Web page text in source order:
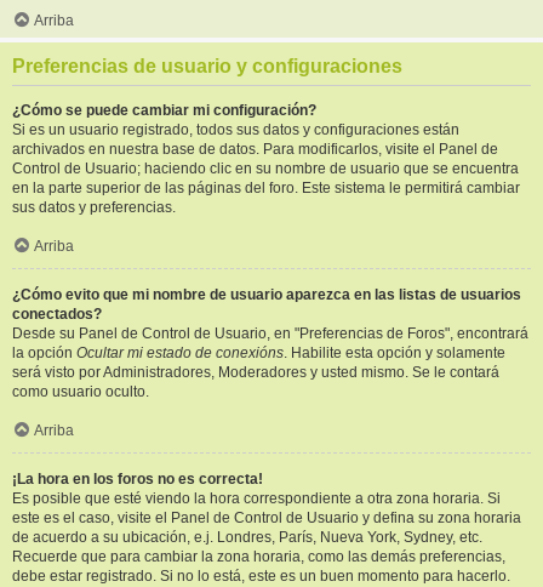
Arriba
Preferencias de usuario y configuraciones
¿Cómo se puede cambiar mi configuración?
Si es un usuario registrado, todos sus datos y configuraciones están
archivados en nuestra base de datos. Para modificarlos, visite el Panel de
Control de Usuario; haciendo clic en su nombre de usuario que se encuentra
en la parte superior de las páginas del foro. Este sistema le permitirá cambiar
sus datos y preferencias.
Arriba
¿Cómo evito que mi nombre de usuario aparezca en las listas de usuarios
conectados?
Desde su Panel de Control de Usuario, en "Preferencias de Foros", encontrará
la opción Ocultar mi estado de conexións. Habilite esta opción y solamente
será visto por Administradores, Moderadores y usted mismo. Se le contará
como usuario oculto.
Arriba
¡La hora en los foros no es correcta!
Es posible que esté viendo la hora correspondiente a otra zona horaria. Si
este es el caso, visite el Panel de Control de Usuario y defina su zona horaria
de acuerdo a su ubicación, e.j. Londres, París, Nueva York, Sydney, etc.
Recuerde que para cambiar la zona horaria, como las demás preferencias,
debe estar registrado. Si no lo está, este es un buen momento para hacerlo.